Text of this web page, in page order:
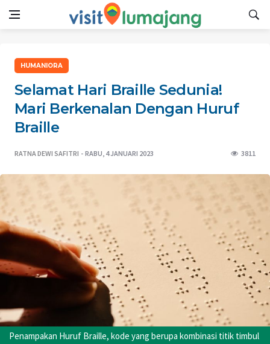
HUMANIORA
Selamat Hari Braille Sedunia!
Mari Berkenalan Dengan Huruf
Braille
RATNA DEWI SAFITRI RABU, 4 JANUARI 2023 3811
Penampakan Huruf Braille, kode yang berupa kombinasi titik timbul